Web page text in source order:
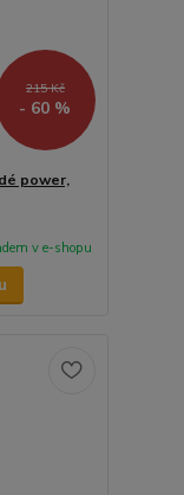
215 Kč
- 60 %
power,
v e-shopu